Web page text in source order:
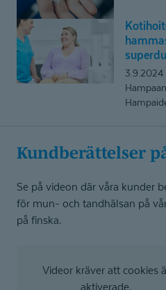
pelkkää
esteettistä
hoitoa
Kotihoito
ja
säännölliset
hammastarkastukset
Kotihoito ja säännölliset
3.9.2024
Kundberät­telser
Se på videon där våra kunder
för mun- och tandhälsan på
på finska.
Videor kräver att cookies
aktiverade.